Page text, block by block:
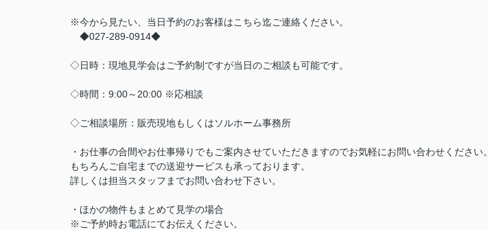
※今から見たい、当日予約のお客様はこちら迄ご連絡ください。
◆027-289-0914◆
◇日時：現地見学会はご予約制ですが当日のご相談も可能です。
◇時間：9:00～20:00 ※応相談
◇ご相談場所：販売現地もしくはソルホーム事務所
・お仕事の合間やお仕事帰りでもご案内させていただきますのでお気軽にお問い合わせください。
もちろんご自宅までの送迎サービスも承っております。
詳しくは担当スタッフまでお問い合わせ下さい。
・ほかの物件もまとめて見学の場合
※ご予約時お電話にてお伝えください。